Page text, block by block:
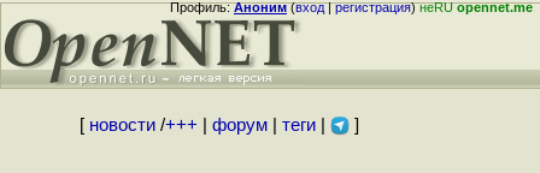
Профиль:Аноним(вход|регистрация)неRUopennet.me
[ новости/+++ форум| теги| ]